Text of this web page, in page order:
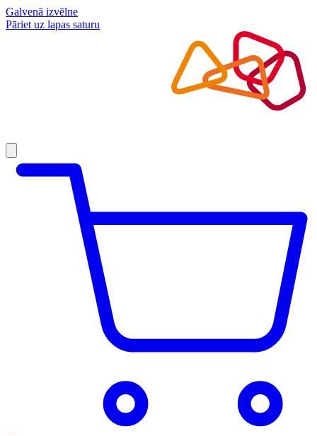
Galvenā izvēlne
Pāriet uz lapas saturu